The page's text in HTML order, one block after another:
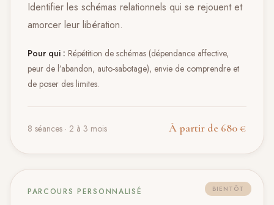
Identifier les schémas relationnels qui se rejouent et
amorcer leur libération.
Pour qui : Répétition de schémas (dépendance affective,
peur de l’abandon, auto-sabotage), envie de comprendre et
de poser des limites.
8 séances · 2 à 3 mois À partir de 680 €
BIENTÔT
PARCOURS PERSONNALISÉ